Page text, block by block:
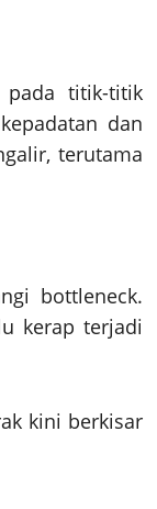
pada titik-titik
dan
terutama
bottleneck.
kerap terjadi
kini berkisar